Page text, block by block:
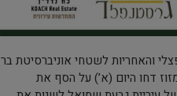
והאחריות לשטחי אוניברסיטת בר
דחו היום (א’) על הסף את